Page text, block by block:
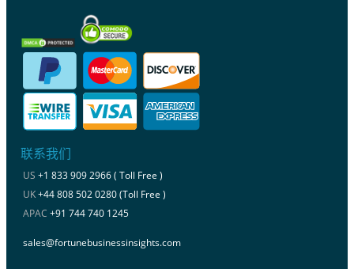
联系我们
US +1 833 909 2966 ( Toll Free )
UK+44 808 502 0280 (Toll Free )
APAC +91 744 740 1245
sales@fortunebusinessinsights.com